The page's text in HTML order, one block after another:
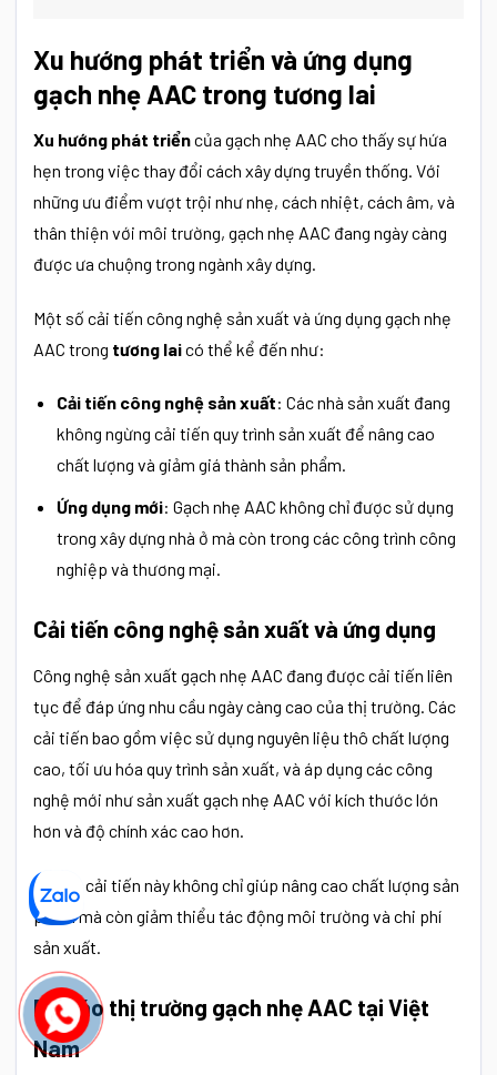
Xu hướng phát triển và ứng dụng
gạch nhẹ AAC trong tương lai
Xu hướng phát triểncủa gạch nhẹ AAC cho thấy sự hứa
hẹn trong việc thay đổi cách xây dựng truyền thống. Với
những ưu điểm vượt trội như nhẹ, cách nhiệt, cách âm, và
thân thiện với môi trường, gạch nhẹ AAC đang ngày càng
được ưa chuộng trong ngành xây dựng.
Một số cải tiến công nghệ sản xuất và ứng dụng gạch nhẹ
AAC trong tương laicó thể kể đến như:
Cải tiến công nghệ sản xuất: Các nhà sản xuất đang
không ngừng cải tiến quy trình sản xuất để nâng cao
chất lượng và giảm giá thành sản phẩm.
Ứng dụng mới: Gạch nhẹ AAC không chỉ được sử dụng
trong xây dựng nhà ở mà còn trong các công trình công
nghiệp và thương mại.
Cải tiến công nghệ sản xuất và ứng dụng
Công nghệ sản xuất gạch nhẹ AAC đang được cải tiến liên
tục để đáp ứng nhu cầu ngày càng cao của thị trường. Các
cải tiến bao gồm việc sử dụng nguyên liệu thô chất lượng
cao, tối ưu hóa quy trình sản xuất, và áp dụng các công
nghệ mới như sản xuất gạch nhẹ AAC với kích thước lớn
hơn và độ chính xác cao hơn.
Những cải tiến này không chỉ giúp nâng cao chất lượng sản
phẩm mà còn giảm thiểu tác động môi trường và chi phí
sản xuất.
Dự báo thị trường gạch nhẹ AAC tại Việt
Nam